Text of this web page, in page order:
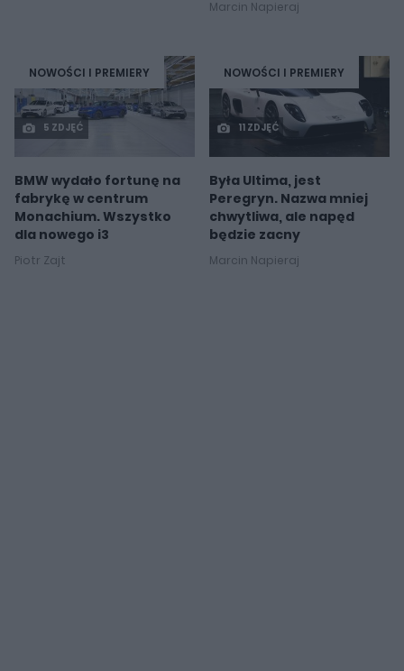
Marcin Napieraj
NOWOŚCI I PREMIERY
5 ZDJĘĆ
BMW wydało fortunę na
fabrykę w centrum
Monachium. Wszystko
dla nowego i3
Piotr Zajt
NOWOŚCI I PREMIERY
11 ZDJĘĆ
Była Ultima, jest
Peregryn. Nazwa mniej
chwytliwa, ale napęd
będzie zacny
Marcin Napieraj